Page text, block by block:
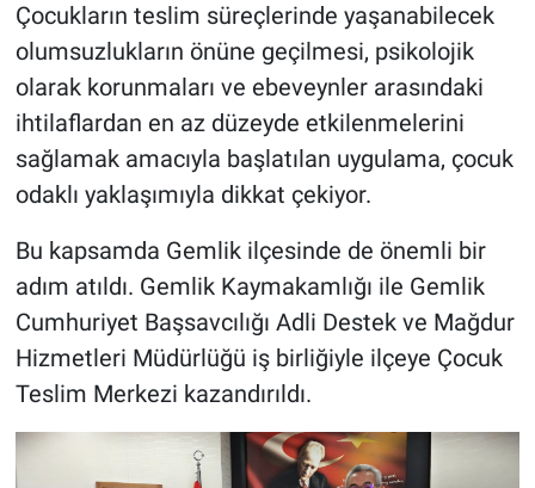
Çocukların teslim süreçlerinde yaşanabilecek
olumsuzlukların önüne geçilmesi, psikolojik
olarak korunmaları ve ebeveynler arasındaki
ihtilaflardan en az düzeyde etkilenmelerini
sağlamak amacıyla başlatılan uygulama, çocuk
odaklı yaklaşımıyla dikkat çekiyor.
Bu kapsamda Gemlik ilçesinde de önemli bir
adım atıldı. Gemlik Kaymakamlığı ile Gemlik
Cumhuriyet Başsavcılığı Adli Destek ve Mağdur
Hizmetleri Müdürlüğü iş birliğiyle ilçeye Çocuk
Teslim Merkezi kazandırıldı.